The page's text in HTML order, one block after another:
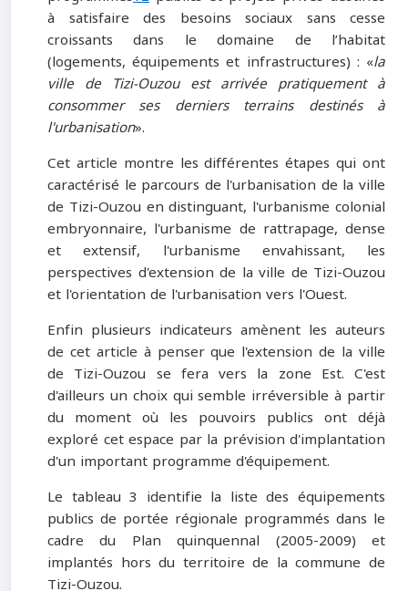
à satisfaire des besoins sociaux sans cesse
croissants dans le domaine de l’habitat
(logements, équipements et infrastructures) : «la
ville de Tizi-Ouzou est arrivée pratiquement à
consommer ses derniers terrains destinés à
l'urbanisation».
Cet article montre les différentes étapes qui ont
caractérisé le parcours de l'urbanisation de la ville
de Tizi-Ouzou en distinguant, l'urbanisme colonial
embryonnaire, l'urbanisme de rattrapage, dense
et extensif, l'urbanisme envahissant, les
perspectives d'extension de la ville de Tizi-Ouzou
et l'orientation de l'urbanisation vers l'Ouest.
Enfin plusieurs indicateurs amènent les auteurs
de cet article à penser que l'extension de la ville
de Tizi-Ouzou se fera vers la zone Est. C'est
d'ailleurs un choix qui semble irréversible à partir
du moment où les pouvoirs publics ont déjà
exploré cet espace par la prévision d'implantation
d'un important programme d'équipement.
Le tableau 3 identifie la liste des équipements
publics de portée régionale programmés dans le
cadre du Plan quinquennal (2005-2009) et
implantés hors du territoire de la commune de
Tizi-Ouzou.